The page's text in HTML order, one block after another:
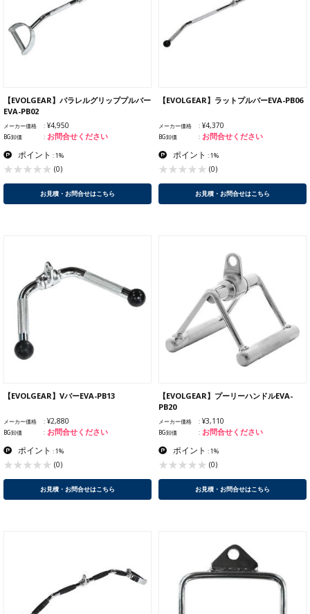
【EVOLGEAR】パラレルグリッププルバー
EVA-PB02
メーカー価格 ¥4,950
BG卸価 お問合せください
ポイント : 1%
(0)
お見積・お問合せはこちら
【EVOLGEAR】ラットプルバーEVA-PB06
メーカー価格 ¥4,370
BG卸価 お問合せください
ポイント : 1%
(0)
お見積・お問合せはこちら
【EVOLGEAR】VバーEVA-PB13
メーカー価格 ¥2,880
BG卸価 お問合せください
ポイント : 1%
(0)
お見積・お問合せはこちら
【EVOLGEAR】プーリーハンドルEVA-
PB20
メーカー価格 ¥3,110
BG卸価 お問合せください
ポイント : 1%
(0)
お見積・お問合せはこちら